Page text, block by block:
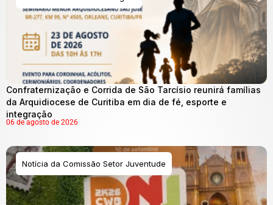
Confraternização e Corrida de São Tarcísio reunirá famílias
da Arquidiocese de Curitiba em dia de fé, esporte e
integração
06 de agosto de 2026
Notícia da Comissão Setor Juventude